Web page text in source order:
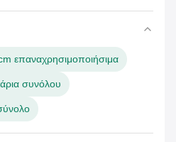
επαναχρησιμοποιήσιμα
συνόλου